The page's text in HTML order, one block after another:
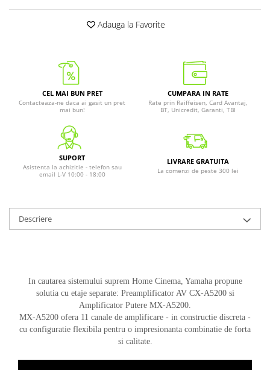
Adauga la Favorite
CEL MAI BUN PRET
Contacteaza-ne daca ai gasit un pret
mai bun!
CUMPARA IN RATE
Rate prin Raiffeisen, Card Avantaj,
BT, Unicredit, Garanti, TBI
SUPORT
Asistenta la achizitie - telefon sau
email L-V 10:00 - 18:00
LIVRARE GRATUITA
La comenzi de peste 300 lei
Descriere
In cautarea sistemului suprem Home Cinema, Yamaha propune
solutia cu etaje separate: Preamplificator AV CX-A5200 si
Amplificator Putere MX-A5200.
MX-A5200 ofera 11 canale de amplificare - in constructie discreta -
cu configuratie flexibila pentru o impresionanta combinatie de forta
si calitate.